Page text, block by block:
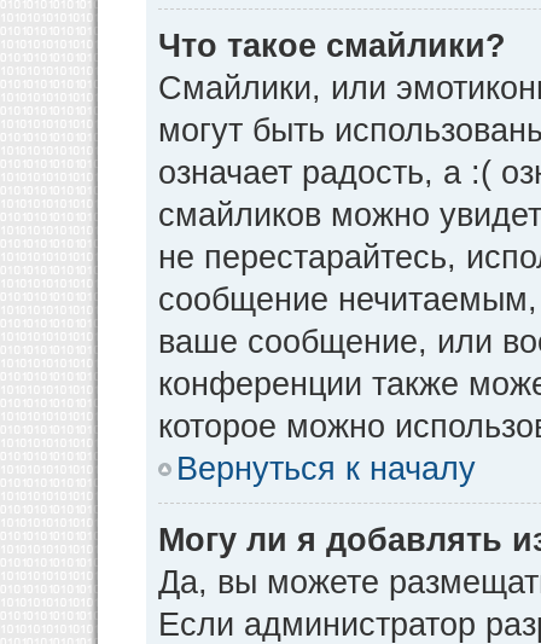
Что такое смайлики?
Смайлики, или
могут быть
означает радость, а :(
смайликов можно
не перестарайтесь,
сообщение нечитаемым,
ваше сообщение, или
конференции также
которое можно
Вернуться к началу
Могу ли я добавлять
Да, вы можете
Если администратор